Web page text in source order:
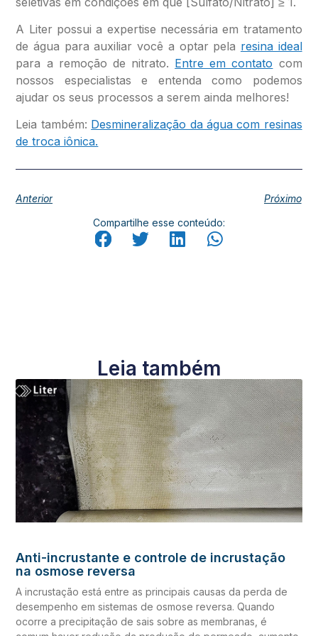
A Liter possui a expertise necessária em tratamento
de água para auxiliar você a optar pela resina ideal
para a remoção de nitrato. Entre em contato com
nossos especialistas e entenda como podemos
ajudar os seus processos a serem ainda melhores!
Leia também: Desmineralização da água com resinas
de troca iônica.
Anterior Próximo
Compartilhe esse conteúdo:
Leia também
Anti-incrustante e controle de incrustação
na osmose reversa
A incrustação está entre as principais causas da perda de
desempenho em sistemas de osmose reversa. Quando
ocorre a precipitação de sais sobre as membranas, é